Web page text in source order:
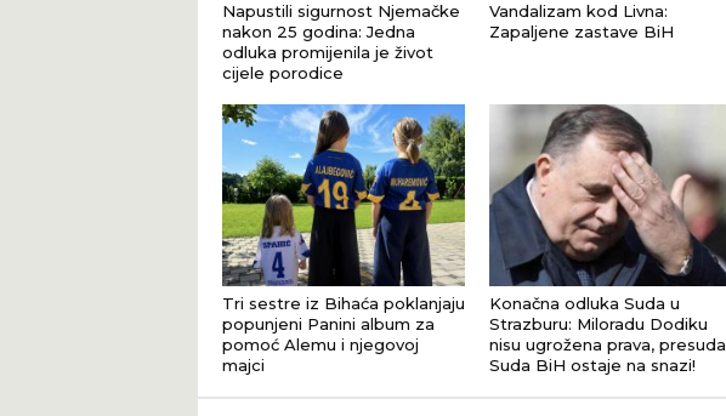
Napustili sigurnost Njemačke
nakon 25 godina: Jedna
odluka promijenila je život
cijele porodice
Vandalizam kod Livna:
Zapaljene zastave BiH
Tri sestre iz Bihaća poklanjaju
popunjeni Panini album za
pomoć Alemu i njegovoj
majci
Konačna odluka Suda u
Strazburu: Miloradu Dodiku
nisu ugrožena prava, presuda
Suda BiH ostaje na snazi!